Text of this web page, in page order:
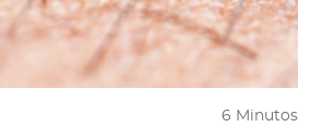
6 Minutos